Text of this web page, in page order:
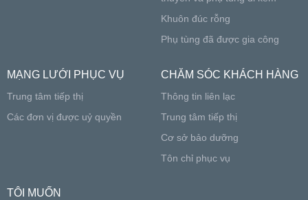
Khuôn đúc rỗng
Phụ tùng đã được gia công
MẠNG LƯỚI PHỤC VỤ
Trung tâm tiếp thị
Các đơn vị được uỷ quyền
CHĂM SÓC KHÁCH HÀNG
Thông tin liên lạc
Trung tâm tiếp thị
Cơ sở bảo dưỡng
Tôn chỉ phục vụ
TÔI MUỐN